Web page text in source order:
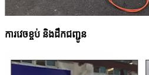
ការវេចខ្ចប់ និងដឹកជញ្ជូន